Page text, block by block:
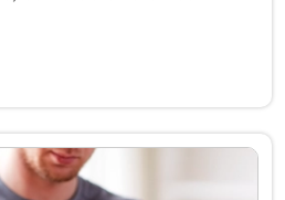
...